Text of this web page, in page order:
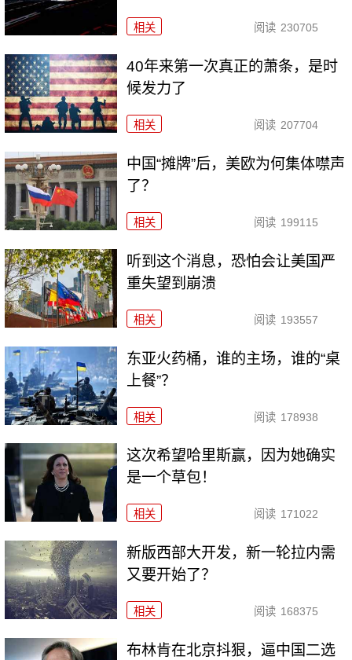
相关 阅读 230705
40年来第一次真正的萧条，是时
候发力了
相关 阅读 207704
中国“摊牌”后，美欧为何集体噤声
了？
相关 阅读 199115
听到这个消息，恐怕会让美国严
重失望到崩溃
相关 阅读 193557
东亚火药桶，谁的主场，谁的“桌
上餐”？
相关 阅读 178938
这次希望哈里斯赢，因为她确实
是一个草包！
相关 阅读 171022
新版西部大开发，新一轮拉内需
又要开始了？
相关 阅读 168375
布林肯在北京抖狠，逼中国二选